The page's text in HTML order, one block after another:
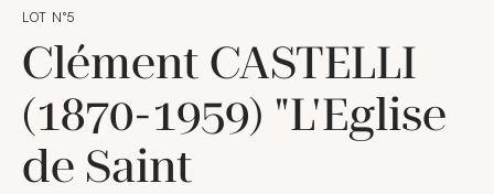
LOT N°5
Clément CASTELLI
(1870-1959) "L'Eglise
de Saint